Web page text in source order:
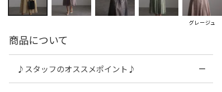
グレージュ
商品について
♪スタッフのオススメポイント♪